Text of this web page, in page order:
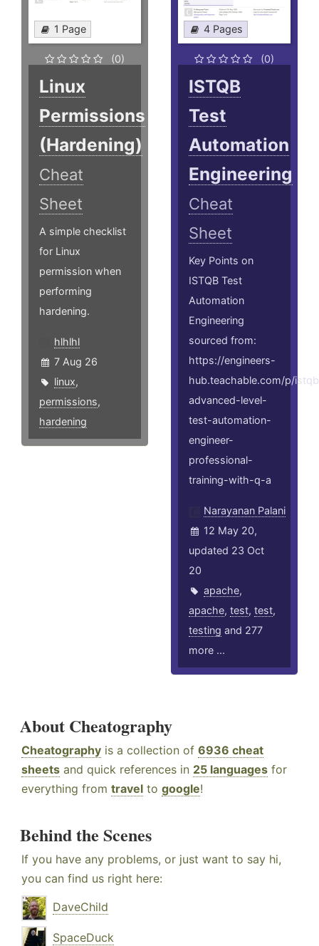
1 Page
(0)
Linux
Permissions
(Hardening)
Cheat
Sheet
A simple checklist
for Linux
permission when
performing
hardening.
hlhlhl
7 Aug 26
linux,
permissions,
hardening
4 Pages
(0)
ISTQB
Test
Automation
Engineering
Cheat
Sheet
Key Points on
ISTQB Test
Automation
Engineering
sourced from:
https://engineers-
hub.teachable.com/p/
advanced-level-
test-automation-
engineer-
professional-
training-with-q-a
Narayanan Palani
12 May 20,
updated 23 Oct
20
apache,
apache,test,test,
testing and 277
more ...
About Cheatography
Cheatography is a collection of 6936 cheat
sheets and quick references in 25 languages for
everything from travel to google!
Behind the Scenes
If you have any problems, or just want to say hi,
you can find us right here:
DaveChild
SpaceDuck